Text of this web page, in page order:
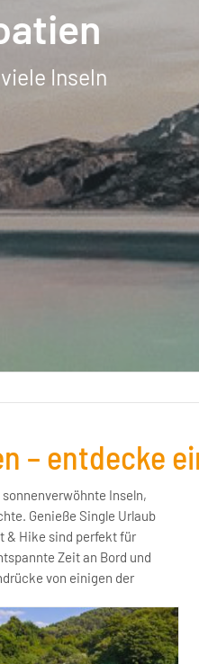
Inseln
– entdecke
Inseln,
Genieße Single Urlaub
& Hike sind perfekt für
Zeit an Bord und
von einigen der
Hotel in der Nähe
dem Boot zu traumhaften